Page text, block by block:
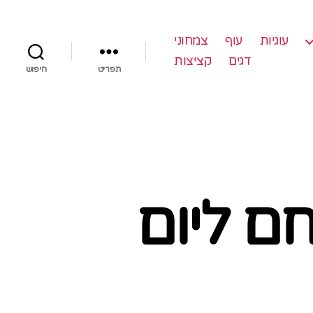
עוגיות עוף
צמחוני
דגים
קציצות
תפריט חיפוש
ליום